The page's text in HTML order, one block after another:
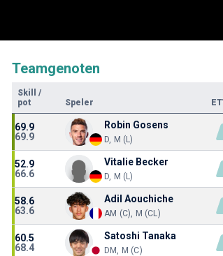
Teamgenoten
Skill
/
pot
Speler
69.9
69.9
Robin Gosens
D, M (L)
52.9
66.6
Vitalie Becker
D, M (L)
58.6
63.6
Adil Aouchiche
AM (C), M (CL)
60.5
68.4
Satoshi Tanaka
DM, M (C)